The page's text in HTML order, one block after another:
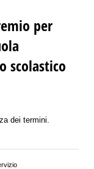
per
scolastico
dei termini.